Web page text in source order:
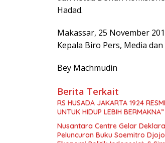
Hadad.
Makassar, 25 November
Kepala Biro Pers, Media
Bey Machmudin
Berita Terkait
RS HUSADA JAKARTA 1924
UNTUK HIDUP LEBIH BERMAKNA”
Nusantara Centre Gelar
Peluncuran Buku Soemitro